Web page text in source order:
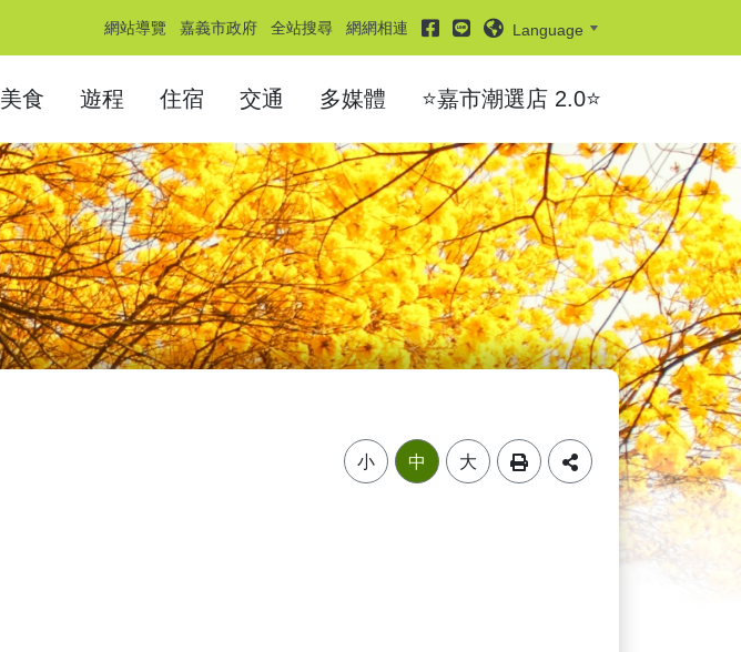
網站導覽 嘉義市政府 全站搜尋 網網相連 facebook
line Language
美食 遊程 住宿 交通 多媒體 ⭐嘉市潮選店 2.0⭐
小 中 大